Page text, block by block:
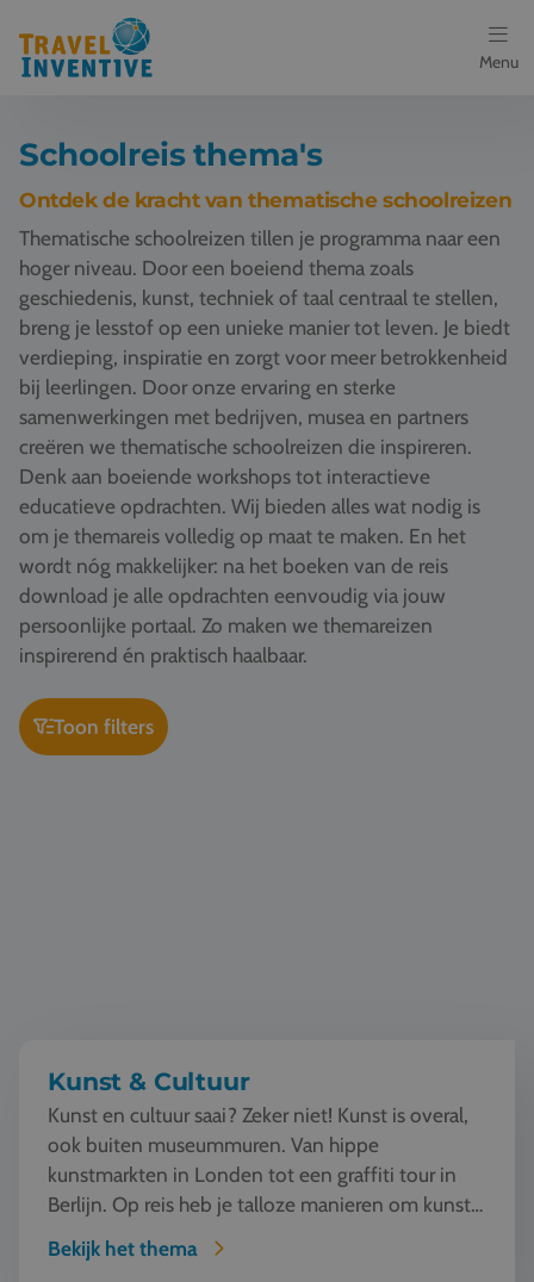
Menu
Bestemmingen
Schoolreis thema's
Voor docenten
Over ons
Een offerte aanvragen
Referenties
Vacatures
Contact
076 522 30 57
Klantportaal
Schoolreis thema's
Ontdek de kracht van thematische schoolreizen
Thematische schoolreizen tillen je programma naar een
hoger niveau. Door een boeiend thema zoals
geschiedenis, kunst, techniek of taal centraal te stellen,
breng je lesstof op een unieke manier tot leven. Je biedt
verdieping, inspiratie en zorgt voor meer betrokkenheid
bij leerlingen. Door onze ervaring en sterke
samenwerkingen met bedrijven, musea en partners
creëren we thematische schoolreizen die inspireren.
Denk aan boeiende workshops tot interactieve
educatieve opdrachten. Wij bieden alles wat nodig is
om je themareis volledig op maat te maken. En het
wordt nóg makkelijker: na het boeken van de reis
download je alle opdrachten eenvoudig via jouw
persoonlijke portaal. Zo maken we themareizen
inspirerend én praktisch haalbaar.
Toon filters
Kunst & Cultuur
Kunst en cultuur saai? Zeker niet! Kunst is overal,
ook buiten museummuren. Van hippe
kunstmarkten in Londen tot een graffiti tour in
Berlijn. Op reis heb je talloze manieren om kunst
te beleven en...
Bekijk het thema